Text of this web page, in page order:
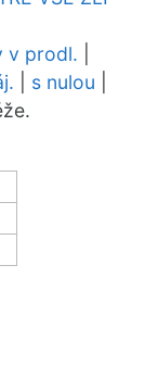
v prodl.
s nulou